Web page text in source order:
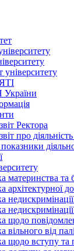
університету
Ректора
про
материнства та
архітектурної
щодо
вільного від
щодо вступу та